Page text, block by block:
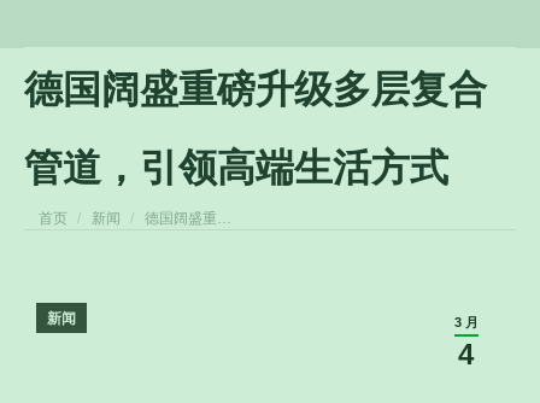
德国阔盛重磅升级多层复合
管道，引领高端生活方式
您在这里：
首页 新闻 德国阔盛重…
3 月
4
新闻